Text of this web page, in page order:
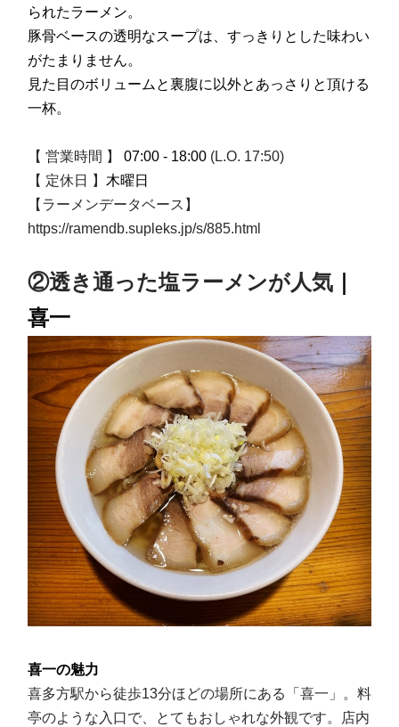
られたラーメン。
豚骨ベースの透明なスープは、すっきりとした味わい
がたまりません。
見た目のボリュームと裏腹に以外とあっさりと頂ける
一杯。
【 営業時間 】 07:00 - 18:00 (L.O. 17:50)
【 定休日 】 木曜日
【ラーメンデータベース】
https://ramendb.supleks.jp/s/885.html
②透き通った塩ラーメンが人気
喜一
喜一の魅力
喜多方駅から徒歩13分ほどの場所にある「喜一」。料
亭のような入口で、とてもおしゃれな外観です。店内